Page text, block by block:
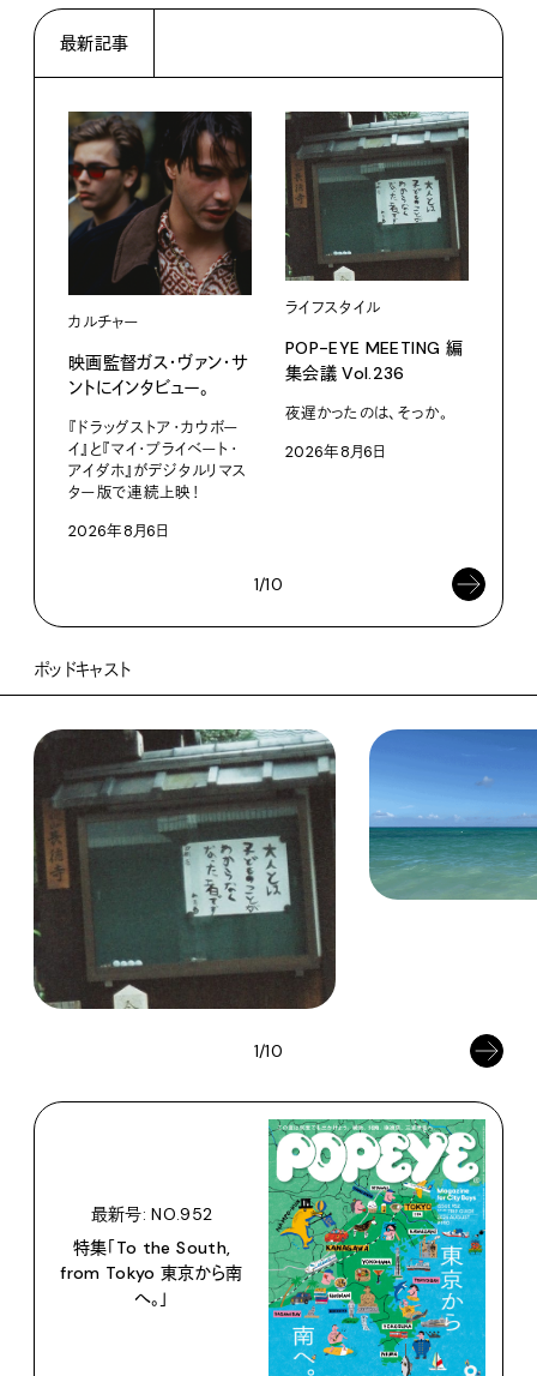
最新記事
カルチャー
映画監督ガス・ヴァン・サ
ントにインタビュー。
『ドラッグストア・カウボー
イ』と『マイ・プライベート・
アイダホ』がデジタルリマス
ター版で連続上映！
2026年8月6日
ライフスタイル
POP-EYE MEETING 編
集会議 Vol.236
夜遅かったのは、そっか。
2026年8月6日
1/10
ポッドキャスト
1/10
最新号: NO.952
特集「To the South,
from Tokyo 東京から南
へ。」